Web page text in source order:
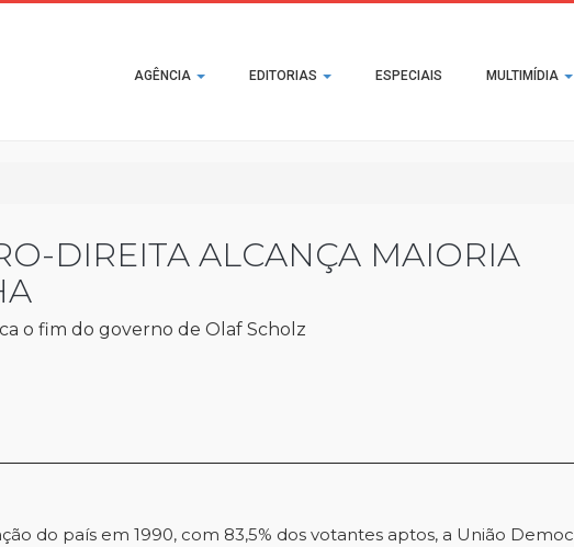
Main
navigation
AGÊNCIA EDITORIAS ESPECIAIS MULTIMÍDIA
DIREITA ALCANÇA MAIORIA
o fim do governo de Olaf Scholz
do país em 1990, com 83,5% dos votantes aptos, a União